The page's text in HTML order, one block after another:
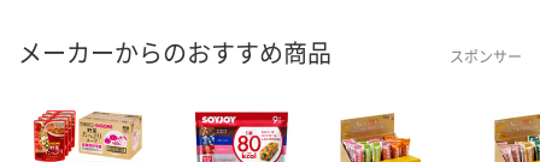
メーカーからのおすすめ商品 スポンサー